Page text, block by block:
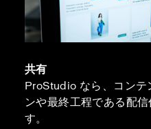
共有
ProStudio なら、コンテ
ンや最終工程である配
す。